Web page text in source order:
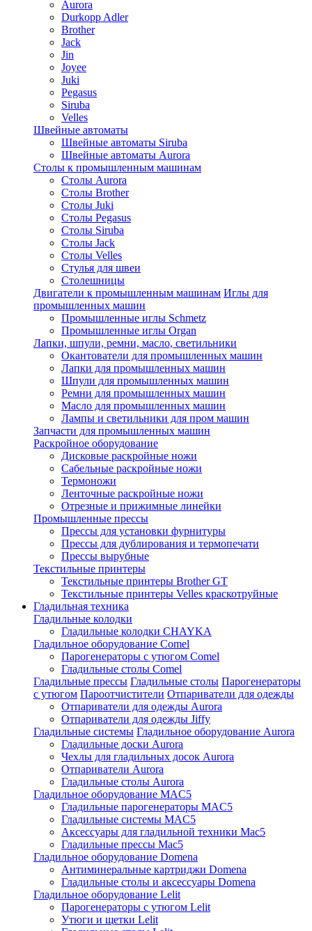
Aurora
Durkopp Adler
Brother
Jack
Jin
Joyee
Juki
Pegasus
Siruba
Velles
Швейные автоматы
Швейные автоматы Siruba
Швейные автоматы Aurora
Столы к промышленным машинам
Столы Aurora
Столы Brother
Столы Juki
Столы Pegasus
Столы Siruba
Столы Jack
Столы Velles
Стулья для швеи
Столешницы
Двигатели к промышленным машинам Иглы для
промышленных машин
Промышленные иглы Schmetz
Промышленные иглы Organ
Лапки, шпули, ремни, масло, светильники
Окантователи для промышленных машин
Лапки для промышленных машин
Шпули для промышленных машин
Ремни для промышленных машин
Масло для промышленных машин
Лампы и светильники для пром машин
Запчасти для промышленных машин
Раскройное оборудование
Дисковые раскройные ножи
Сабельные раскройные ножи
Термоножи
Ленточные раскройные ножи
Отрезные и прижимные линейки
Промышленные прессы
Прессы для установки фурнитуры
Прессы для дублирования и термопечати
Прессы вырубные
Текстильные принтеры
Текстильные принтеры Brother GT
Текстильные принтеры Velles краскотруйные
Гладильная техника
Гладильные колодки
Гладильные колодки CHAYKA
Гладильное оборудование Comel
Парогенераторы с утюгом Comel
Гладильные столы Comel
Гладильные прессы Гладильные столы Парогенераторы
с утюгом Пароотчистители Отпариватели для одежды
Отпариватели для одежды Aurora
Отпариватели для одежды Jiffy
Гладильные системы Гладильное оборудование Aurora
Гладильные доски Aurora
Чехлы для гладильных досок Aurora
Отпариватели Aurora
Гладильные столы Aurora
Гладильное оборудование MAC5
Гладильные парогенераторы MAC5
Гладильные системы MAC5
Аксессуары для гладильной техники Mac5
Гладильные прессы Mac5
Гладильное оборудование Domena
Антиминеральные картриджи Domena
Гладильные столы и аксессуары Domena
Гладильное оборудование Lelit
Парогенераторы с утюгом Lelit
Утюги и щетки Lelit